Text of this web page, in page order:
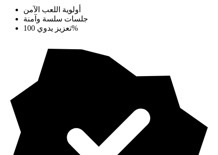
أولوية اللعب الآمن
جلسات سلسة وآمنة
تعزيز يدوي 100%